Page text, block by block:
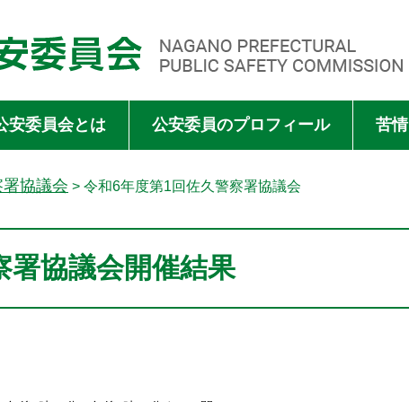
PREFECTURAL PUBLIC SAFETY COMMISSION
安委員会とは 公安委員のプロフィール 苦
協議会 > 令和6年度第1回佐久警察署協議会
署協議会開催結果